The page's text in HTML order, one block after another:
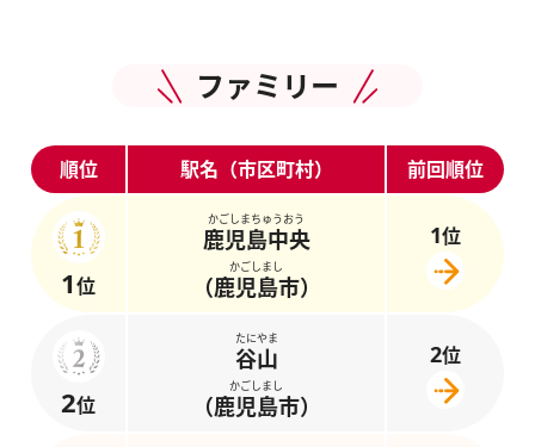
ファミリー
順位 駅名（市区町村） 前回順位
1位
かごしまちゅうおう
鹿児島中央
かごしまし
（鹿児島市）
1位
2位
たにやま
谷山
かごしまし
（鹿児島市）
2位